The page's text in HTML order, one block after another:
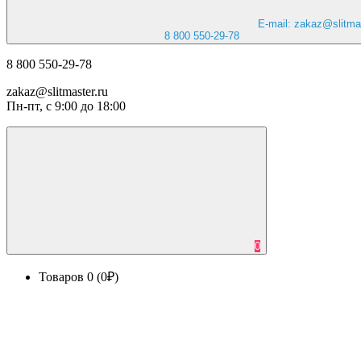
E-mail:
8 800 550-29-78
8 800 550-29-78
zakaz@slitmaster.ru
Пн-пт, с 9:00 до 18:00
0
Товаров 0 (0₽)